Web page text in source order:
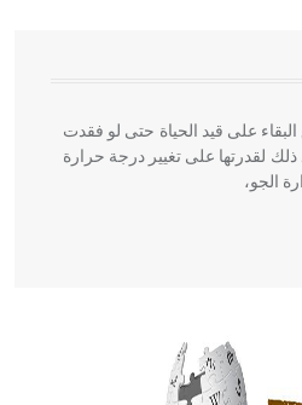
على قيد الحياة حتى لو فقدت
ذلك لقدرتها على تغيير درجة حرارة
الجو،
ورسالته في جروح الرأس. ويعود
الدين والفلسفة.